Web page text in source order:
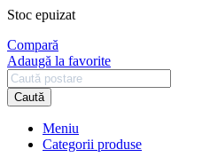
Stoc epuizat
Compară
Adaugă la favorite
Caută
Meniu
Categorii produse